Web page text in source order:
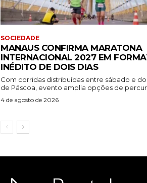
SOCIEDADE
MANAUS CONFIRMA MARATONA
INTERNACIONAL 2027 EM
INÉDITO DE DOIS DIAS
Com corridas distribuídas entre sábado e
de Páscoa, evento amplia opções de
4 de agosto de 2026